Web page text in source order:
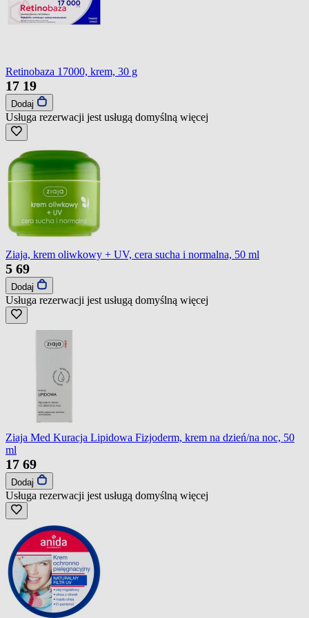
Retinobaza 17000, krem, 30 g
17 19
Dodaj
Usługa rezerwacji jest usługą domyślną więcej
Ziaja, krem oliwkowy + UV, cera sucha i normalna, 50 ml
5 69
Dodaj
Usługa rezerwacji jest usługą domyślną więcej
Ziaja Med Kuracja Lipidowa Fizjoderm, krem na dzień/na noc, 50
ml
17 69
Dodaj
Usługa rezerwacji jest usługą domyślną więcej